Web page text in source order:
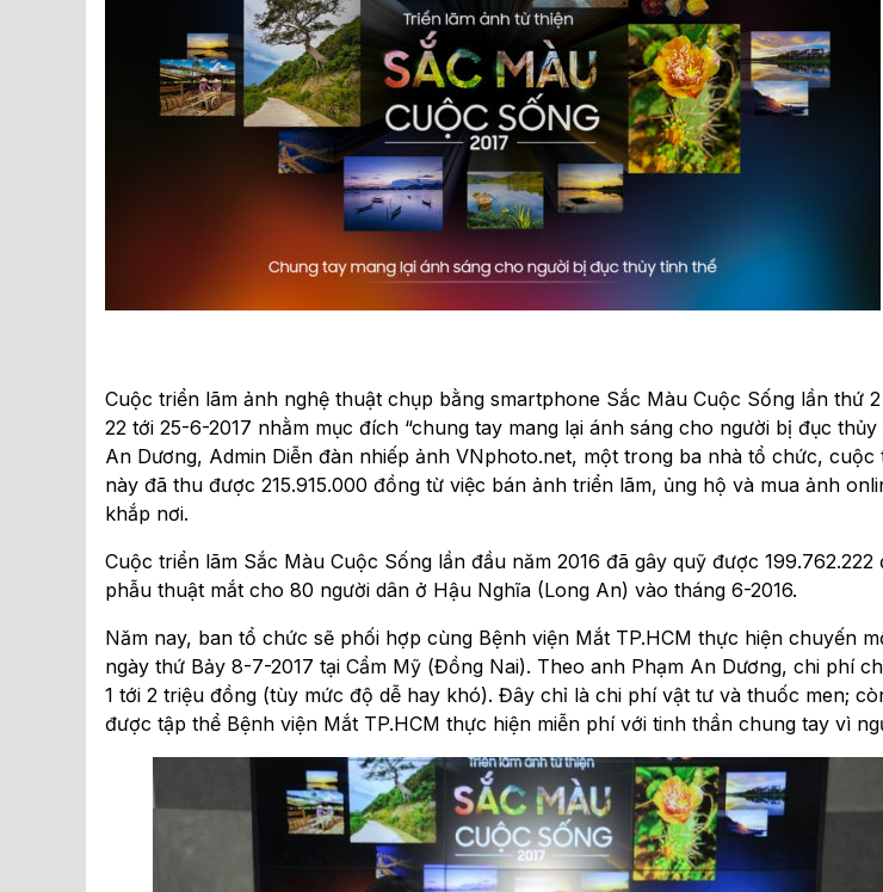
Cuộc triển lãm ảnh nghệ thuật chụp bằng smartphone Sắc Màu Cuộc Sống lần thứ
22 tới 25-6-2017 nhằm mục đích “chung tay mang lại ánh sáng cho người bị đục
An Dương, Admin Diễn đàn nhiếp ảnh VNphoto.net, một trong ba nhà tổ chức,
này đã thu được 215.915.000 đồng từ việc bán ảnh triển lãm, ủng hộ và mua ảnh
khắp nơi.
Cuộc triển lãm Sắc Màu Cuộc Sống lần đầu năm 2016 đã gây quỹ được
phẫu thuật mắt cho 80 người dân ở Hậu Nghĩa (Long An) vào tháng 6-2016.
Năm nay, ban tổ chức sẽ phối hợp cùng Bệnh viện Mắt TP.HCM thực hiện chuyến
ngày thứ Bảy 8-7-2017 tại Cẩm Mỹ (Đồng Nai). Theo anh Phạm An Dương, chi phí
1 tới 2 triệu đồng (tùy mức độ dễ hay khó). Đây chỉ là chi phí vật tư và thuốc men;
được tập thể Bệnh viện Mắt TP.HCM thực hiện miễn phí với tinh thần chung tay vì